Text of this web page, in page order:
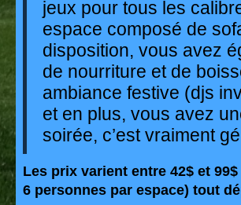
jeux pour tous les
espace composé de
disposition, vous avez
de nourriture et de
ambiance festive (djs
et en plus, vous avez
soirée, c’est vraiment
Les prix varient entre 42$ et
6 personnes par espace) tout